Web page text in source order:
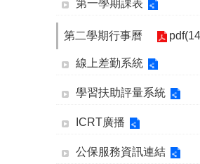
第一學期課表
第二學期行事曆
線上差勤系統
學習扶助評量系統
ICRT廣播
公保服務資訊連結